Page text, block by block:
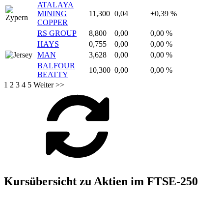
ATALAYA
MINING
COPPER
11,300 0,04 +0,39 %
RS GROUP 8,800 0,00
0,00 %
HAYS
0,755 0,00
0,00 %
MAN
3,628 0,00
0,00 %
BALFOUR
BEATTY
10,300 0,00
0,00 %
1 2 3 4 5 Weiter >>
Kursübersicht zu Aktien im FTSE-250